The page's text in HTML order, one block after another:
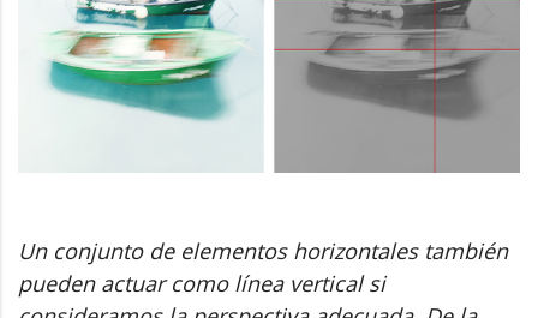
Un conjunto de elementos horizontales también
pueden actuar como línea vertical si